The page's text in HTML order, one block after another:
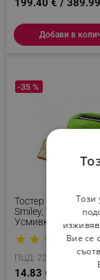
199.40 € /
Добави в
Тостер Esperanza
Smiley, 750W, 2
Усмивка, 7
★ ★ ★ ★★ (1)
-35 %
ПЦД: 22.96 € / 44.91
14.83 € / 29.00 лв.
Този
Вие се